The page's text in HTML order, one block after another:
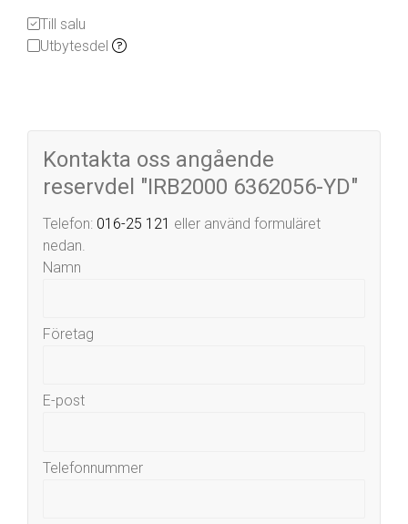
Till salu
Utbytesdel
Kontakta oss angående
reservdel "IRB2000 6362056-YD"
Telefon: 016-25 121 eller använd formuläret
nedan.
Namn
Företag
E-post
Telefonnummer